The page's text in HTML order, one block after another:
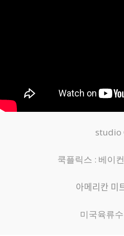
studio
쿡플릭스 : 베이
아메리칸
미국육류